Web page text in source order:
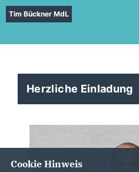
Tim Bückner MdL
Herzliche Einladung
Cookie Hinweis